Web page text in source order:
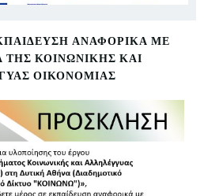
ΑΝΑΦΟΡΙΚΆ ΜΕ
ΤΗΣ ΚΟΙΝΩΝΙΚΉΣ ΚΑΙ
ΟΙΚΟΝΟΜΊΑΣ